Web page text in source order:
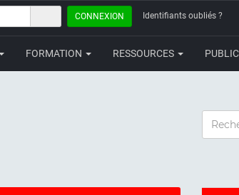
CONNEXION Identifiants oubliés ?
FORMATION RESSOURCES